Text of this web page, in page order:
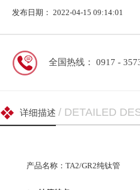
发布日期： 2022-04-15 09:14:01
全国热线： 0917 -
详细描述 / DETAILED
产品名称：TA2/GR2纯钛管